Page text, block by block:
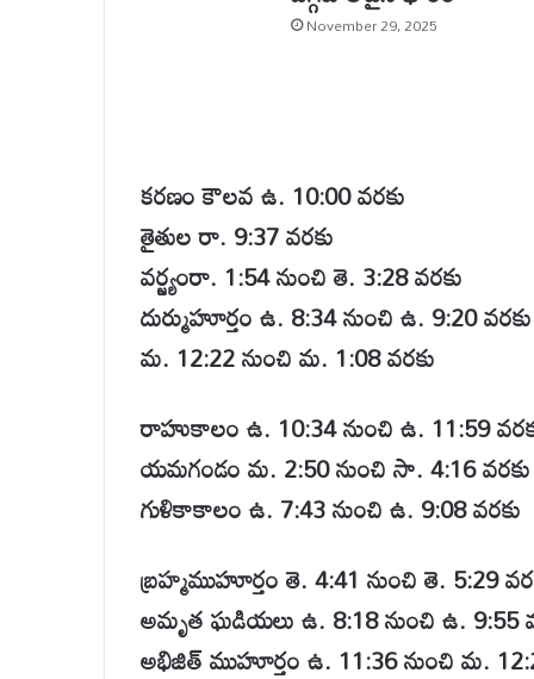
November 29, 2025
కరణం కౌలవ ఉ. 10:00 వరకు
తైతుల రా. 9:37 వరకు
వర్జ్యంరా. 1:54 నుంచి తె. 3:28 వరకు
దుర్ముహూర్తం ఉ. 8:34 నుంచి ఉ. 9:20 వరకు
మ. 12:22 నుంచి మ. 1:08 వరకు
రాహుకాలం ఉ. 10:34 నుంచి ఉ. 11:59
యమగండం మ. 2:50 నుంచి సా. 4:16 వరకు
గుళికాకాలం ఉ. 7:43 నుంచి ఉ. 9:08 వరకు
బ్రహ్మముహూర్తం తె. 4:41 నుంచి తె. 5:29
అమృత ఘడియలు ఉ. 8:18 నుంచి ఉ. 9:55
అభిజిత్ ముహూర్తం ఉ. 11:36 నుంచి మ.